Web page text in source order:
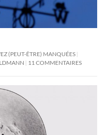
(PEUT-ÊTRE) MANQUÉES
11 COMMENTAIRES